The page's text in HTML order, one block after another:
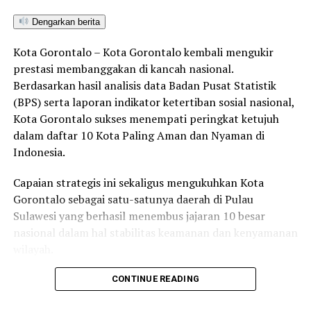
Dengarkan berita
Kota Gorontalo – Kota Gorontalo kembali mengukir
prestasi membanggakan di kancah nasional.
Berdasarkan hasil analisis data Badan Pusat Statistik
(BPS) serta laporan indikator ketertiban sosial nasional,
Kota Gorontalo sukses menempati peringkat ketujuh
dalam daftar 10 Kota Paling Aman dan Nyaman di
Indonesia.
Capaian strategis ini sekaligus mengukuhkan Kota
Gorontalo sebagai satu-satunya daerah di Pulau
Sulawesi yang berhasil menembus jajaran 10 besar
nasional dalam hal stabilitas keamanan dan kenyamanan
Sebagai pusat pemerintahan, pertumbuhan ekonomi,
CONTINUE READING